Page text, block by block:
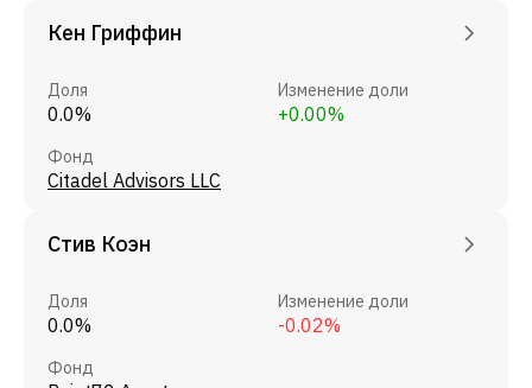
Кен Гриффин
Доля
0.0%
Изменение доли
+0.00%
Фонд
Citadel Advisors LLC
Стив Коэн
Доля
0.0%
Изменение доли
-0.02%
Фонд